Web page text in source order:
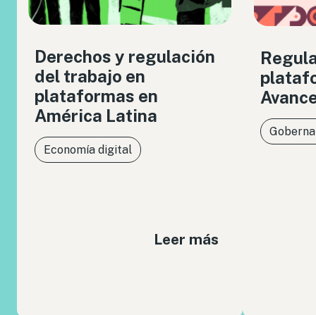
Derechos y regulación
del trabajo en
plataformas en
América Latina
Economía digital
Leer más